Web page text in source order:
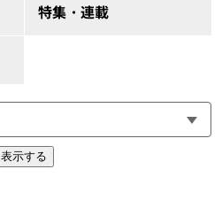
特集・連載
表示する